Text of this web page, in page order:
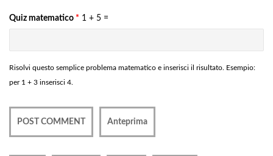
Quiz matematico * 1 + 5 =
Risolvi questo semplice problema matematico e inserisci il risultato. Esempio:
per 1 + 3 inserisci 4.